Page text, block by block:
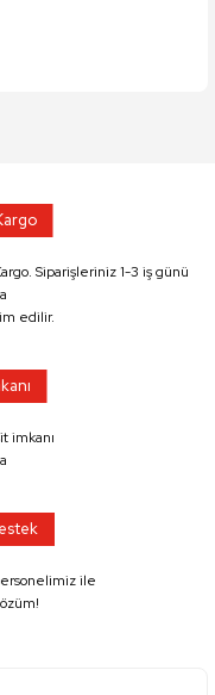
Siparişleriniz 1-3 iş günü
edilir.
imkanı
ile